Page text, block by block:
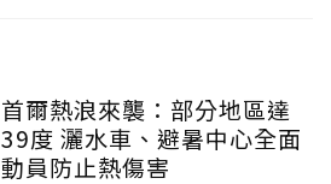
首爾熱浪來襲：部分地區達
39度 灑水車、避暑中心全面
動員防止熱傷害